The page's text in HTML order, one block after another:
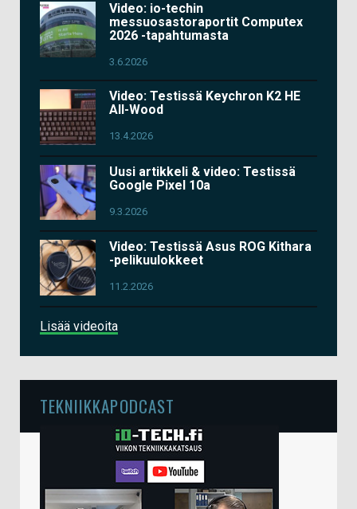
Video: io-techin
messuosastoraportit Computex
2026 -tapahtumasta
3.6.2026
Video: Testissä Keychron K2 HE
All-Wood
13.4.2026
Uusi artikkeli & video: Testissä
Google Pixel 10a
9.3.2026
Video: Testissä Asus ROG Kithara
-pelikuulokkeet
11.2.2026
Lisää videoita
TEKNIIKKAPODCAST